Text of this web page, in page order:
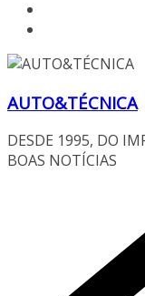
AUTO&TÉCNICA
DESDE 1995, DO
BOAS NOTÍCIAS